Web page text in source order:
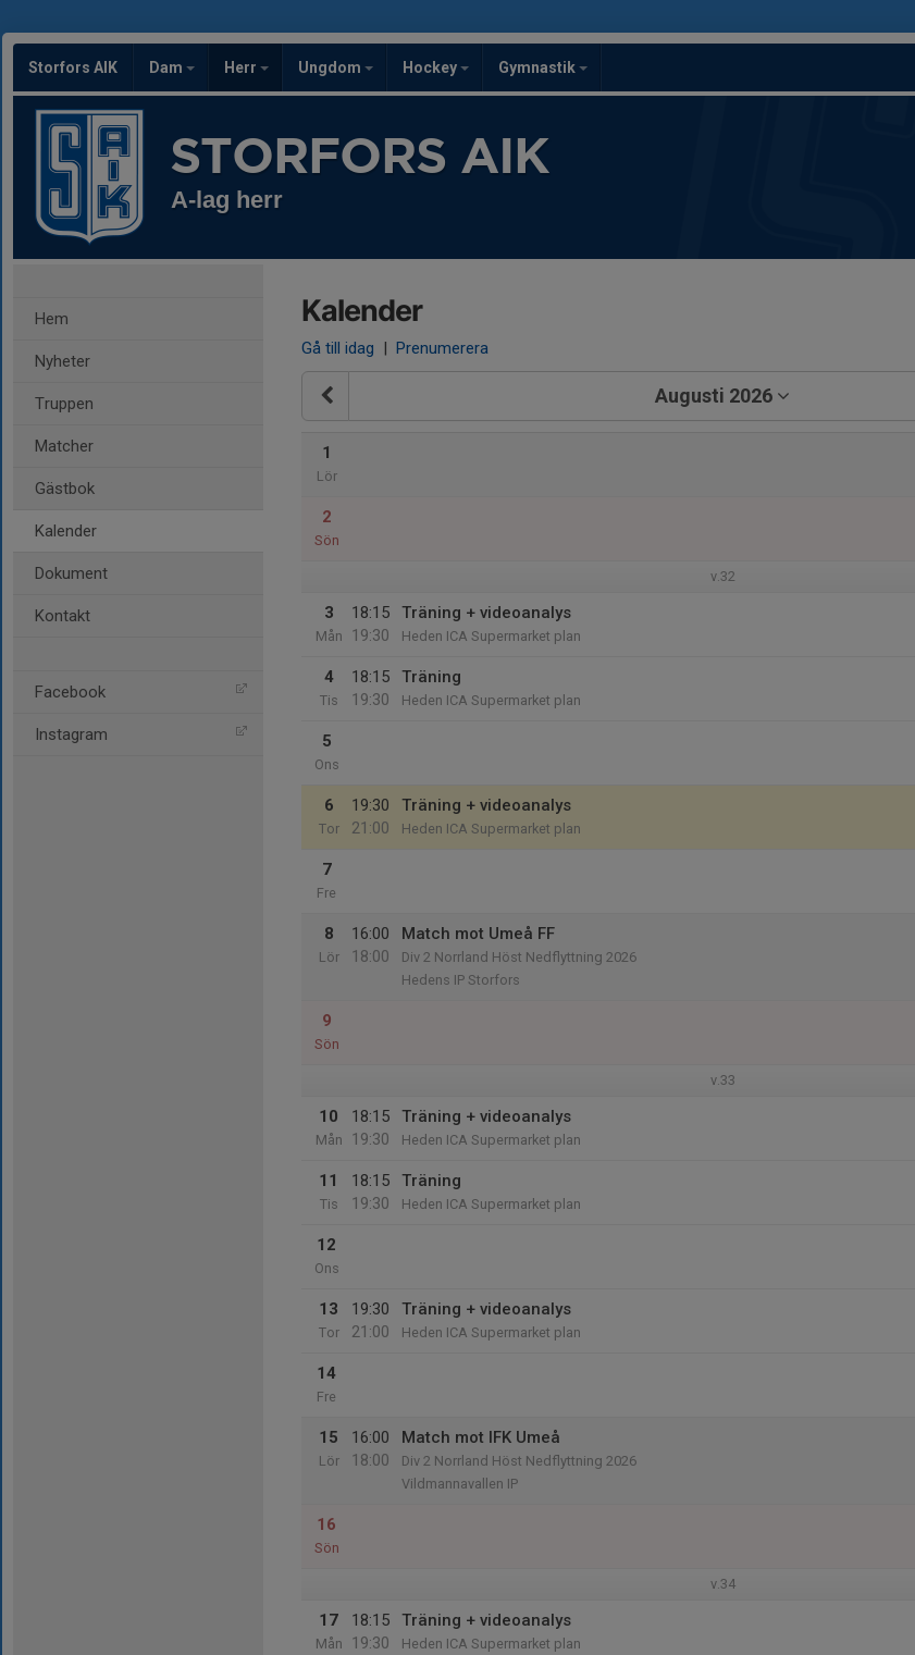
Storfors AIK Dam Herr Ungdom Hockey Gymnastik
STORFORS AIK
A-lag herr
Hem
Nyheter
Truppen
Matcher
Gästbok
Kalender
Dokument
Kontakt
Facebook
Instagram
Kalender
Gå till idag | Prenumerera
Augusti 2026
1
Lör
2
Sön
v.32
3
Mån
18:15
19:30
Träning + videoanalys
Heden ICA Supermarket plan
4
Tis
18:15
19:30
Träning
Heden ICA Supermarket plan
5
Ons
6
Tor
19:30
21:00
Träning + videoanalys
Heden ICA Supermarket plan
7
Fre
8
Lör
16:00
18:00
Match mot Umeå FF
Div 2 Norrland Höst Nedflyttning 2026
Hedens IP Storfors
9
Sön
v.33
10
Mån
18:15
19:30
Träning + videoanalys
Heden ICA Supermarket plan
11
Tis
18:15
19:30
Träning
Heden ICA Supermarket plan
12
Ons
13
Tor
19:30
21:00
Träning + videoanalys
Heden ICA Supermarket plan
14
Fre
15
Lör
16:00
18:00
Match mot IFK Umeå
Div 2 Norrland Höst Nedflyttning 2026
Vildmannavallen IP
16
Sön
v.34
17
Mån
18:15
19:30
Träning + videoanalys
Heden ICA Supermarket plan